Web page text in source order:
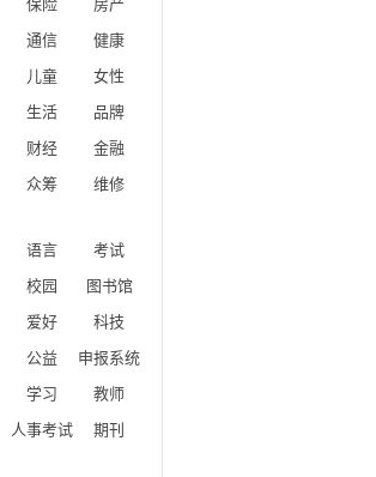
保险
房产
通信
健康
儿童
女性
生活
品牌
财经
金融
众筹
维修
语言
考试
校园
图书馆
爱好
科技
公益
申报系统
学习
教师
人事考试
期刊